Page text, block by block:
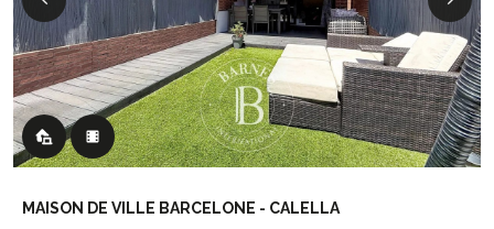
MAISON DE VILLE BARCELONE - CALELLA